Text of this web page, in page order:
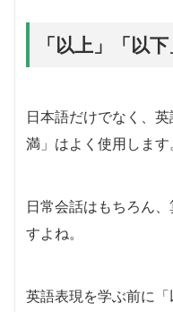
「以上」「以
日本語だけでなく、
満」はよく使用します
日常会話はもちろん
すよね。
英語表現を学ぶ前に